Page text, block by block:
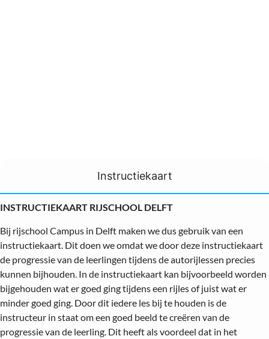
Instructiekaart
INSTRUCTIEKAART RIJSCHOOL DELFT
Bij rijschool Campus in Delft maken we dus gebruik van een
instructiekaart. Dit doen we omdat we door deze instructiekaart
de progressie van de leerlingen tijdens de autorijlessen precies
kunnen bijhouden. In de instructiekaart kan bijvoorbeeld worden
bijgehouden wat er goed ging tijdens een rijles of juist wat er
minder goed ging. Door dit iedere les bij te houden is de
instructeur in staat om een goed beeld te creëren van de
progressie van de leerling. Dit heeft als voordeel dat in het